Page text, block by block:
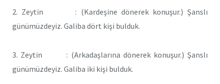
2. Zeytin : (Kardeşine dönerek konuşur.) Şanslı
günümüzdeyiz. Galiba dört kişi bulduk.
3. Zeytin : (Arkadaşlarına dönerek konuşur.) Şanslı
günümüzdeyiz. Galiba iki kişi bulduk.